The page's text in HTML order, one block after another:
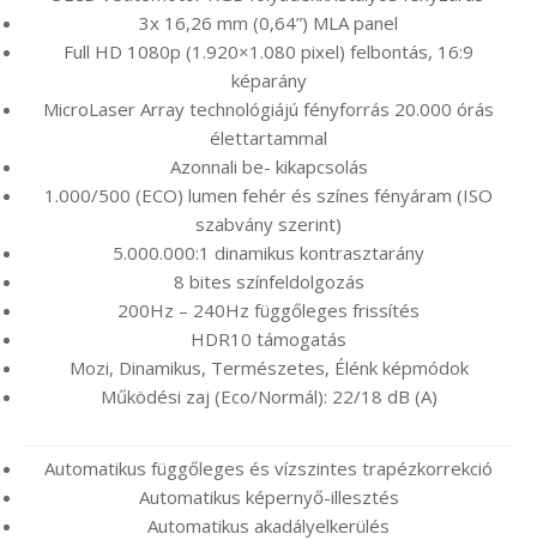
3x 16,26 mm (0,64”) MLA panel
Full HD 1080p (1.920×1.080 pixel) felbontás, 16:9
képarány
MicroLaser Array technológiájú fényforrás 20.000 órás
élettartammal
Azonnali be- kikapcsolás
1.000/500 (ECO) lumen fehér és színes fényáram (ISO
szabvány szerint)
5.000.000:1 dinamikus kontrasztarány
8 bites színfeldolgozás
200Hz – 240Hz függőleges frissítés
HDR10 támogatás
Mozi, Dinamikus, Természetes, Élénk képmódok
Működési zaj (Eco/Normál): 22/18 dB (A)
Automatikus függőleges és vízszintes trapézkorrekció
Automatikus képernyő-illesztés
Automatikus akadályelkerülés